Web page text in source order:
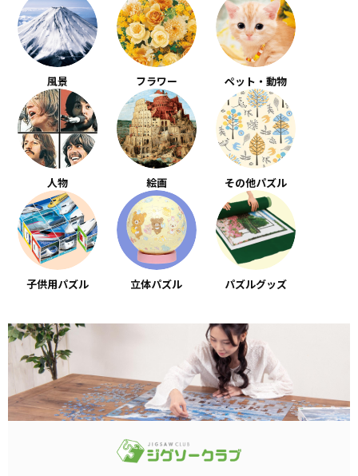
風景 フラワー ペット・動物
人物 絵画 その他パズル
子供用パズル 立体パズル パズルグッズ